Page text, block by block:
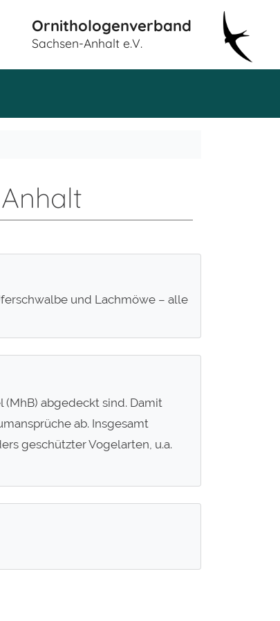
Ornithologenverband
Sachsen-Anhalt e.V.
und Lachmöwe – alle
abgedeckt sind. Damit
ab. Insgesamt
geschützter Vogelarten, u.a.